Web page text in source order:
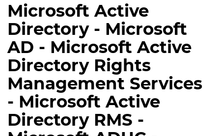
Microsoft Active
Directory - Microsoft
AD - Microsoft Active
Directory Rights
Management Services
- Microsoft Active
Directory RMS -